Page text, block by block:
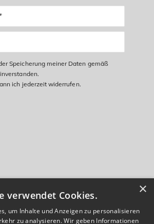
Speicherung meiner Daten gemäß
ich jederzeit widerrufen.
×
verwendet Cookies.
um Inhalte und Anzeigen zu personalisieren
zu analysieren. Wir geben Informationen